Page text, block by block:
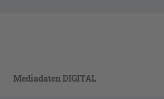
Mediadaten DIGITAL